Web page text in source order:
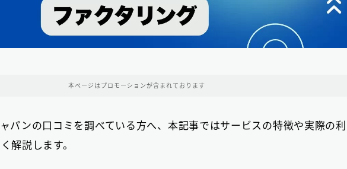
中小消費者金融で借りる
ビジネスローン
後払い決済サービス 7
本ページはプロモーションが含まれております
パンの口コミを調べている方へ、本記事ではサービスの特徴や実際の利
解説します。